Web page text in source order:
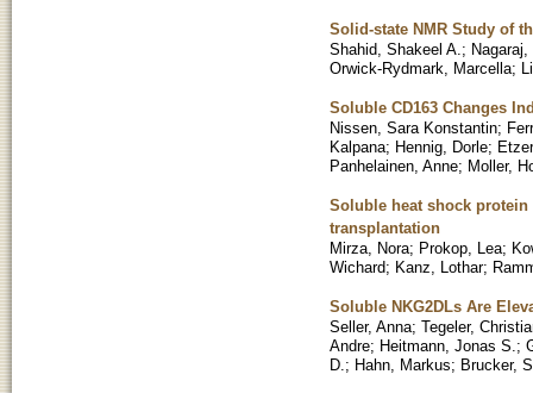
Solid-state NMR Study of
Shahid, Shakeel A. ; Nagaraj,
Orwick-Rydmark, Marcella;
Soluble CD163 Changes
Nissen, Sara Konstantin;
Kalpana; Hennig, Dorle;
Panhelainen, Anne; Moller,
Soluble heat shock
transplantation
Mirza, Nora; Prokop, Lea;
Wichard; Kanz, Lothar;
Soluble NKG2DLs Are
Seller, Anna; Tegeler,
Andre; Heitmann, Jonas S. ;
D. ; Hahn, Markus; Brucker,